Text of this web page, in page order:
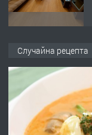
ПРЕДЛАГА
Случайна рецепта